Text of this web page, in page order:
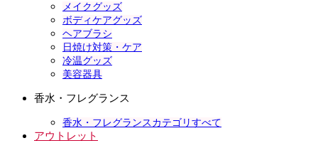
メイクグッズ
ボディケアグッズ
ヘアブラシ
日焼け対策・ケア
冷温グッズ
美容器具
香水・フレグランス
香水・フレグランスカテゴリすべて
アウトレット